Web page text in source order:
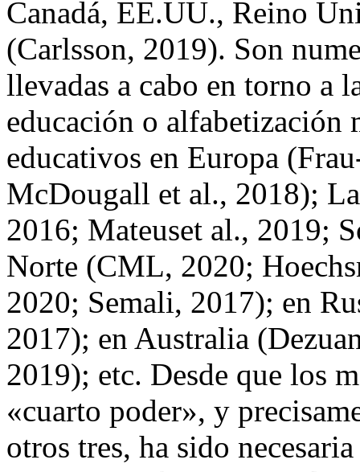
Canadá, EE.UU., Reino
(Carlsson, 2019). Son
llevadas a cabo en torno a
educación o alfabetización
educativos en Europa
McDougall et al., 2018);
2016; Mateuset al., 2019;
Norte (CML, 2020;
2020; Semali, 2017); en
2017); en Australia
2019); etc. Desde que los
«cuarto poder», y
otros tres, ha sido